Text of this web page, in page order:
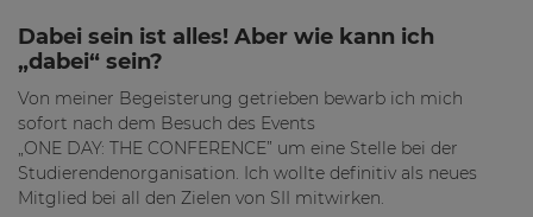
Dabei sein ist alles! Aber wie kann ich
„dabei“ sein?
Von meiner Begeisterung getrieben bewarb ich mich
sofort nach dem Besuch des Events
„ONE DAY: THE CONFERENCE” um eine Stelle bei der
Studierendenorganisation. Ich wollte definitiv als neues
Mitglied bei all den Zielen von SII mitwirken.